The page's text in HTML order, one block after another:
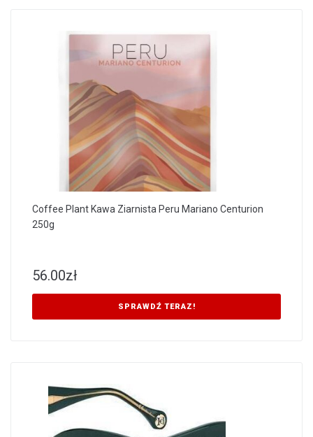
Coffee Plant Kawa Ziarnista Peru Mariano Centurion
250g
56.00zł
SPRAWDŹ TERAZ!